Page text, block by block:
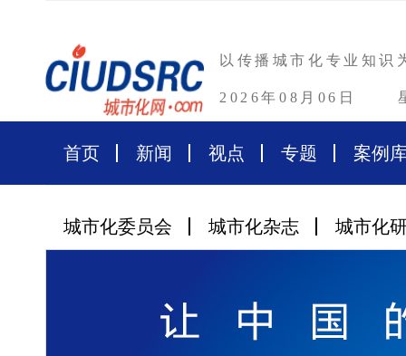
以传播城市化专业知识
2026年08月06日
首页 新闻 视点 专题 案例
城市化委员会 城市化杂志 城市化